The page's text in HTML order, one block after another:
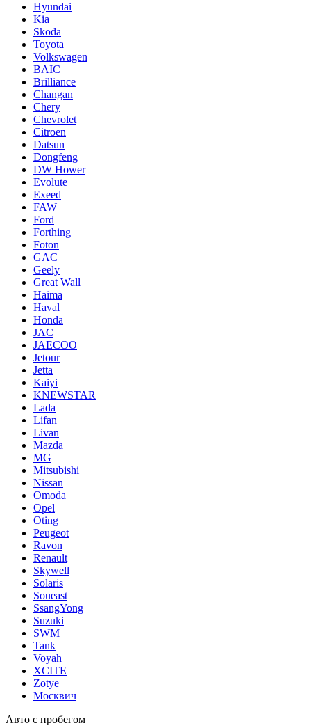
Hyundai
Kia
Skoda
Toyota
Volkswagen
BAIC
Brilliance
Changan
Chery
Chevrolet
Citroen
Datsun
Dongfeng
DW Hower
Evolute
Exeed
FAW
Ford
Forthing
Foton
GAC
Geely
Great Wall
Haima
Haval
Honda
JAC
JAECOO
Jetour
Jetta
Kaiyi
KNEWSTAR
Lada
Lifan
Livan
Mazda
MG
Mitsubishi
Nissan
Omoda
Opel
Oting
Peugeot
Ravon
Renault
Skywell
Solaris
Soueast
SsangYong
Suzuki
SWM
Tank
Voyah
XCITE
Zotye
Москвич
Авто с пробегом